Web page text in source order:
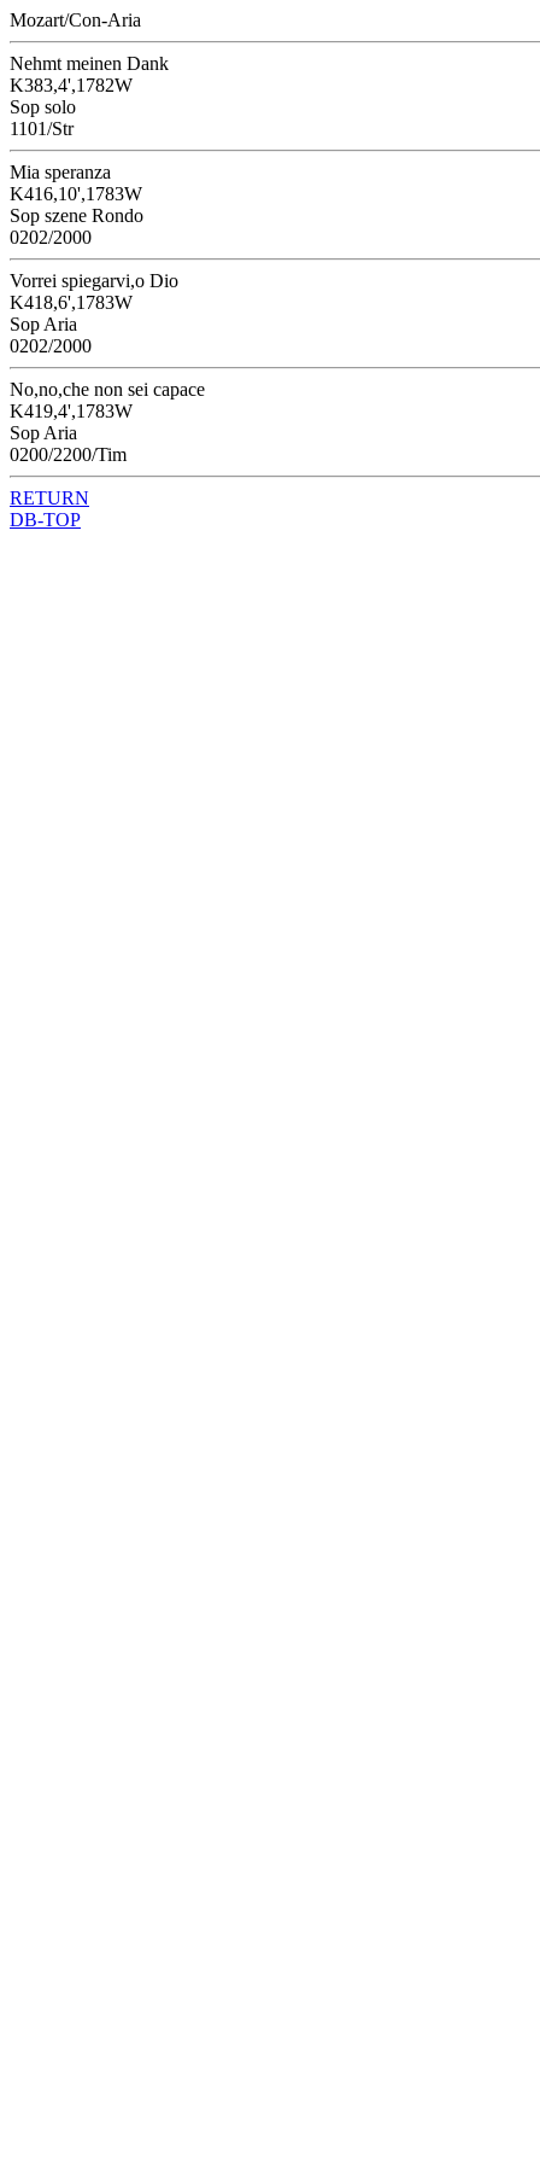
Mozart/Con-Aria
Nehmt meinen Dank
K383,4',1782W
Sop solo
1101/Str
Mia speranza
K416,10',1783W
Sop szene Rondo
0202/2000
Vorrei spiegarvi,o Dio
K418,6',1783W
Sop Aria
0202/2000
No,no,che non sei capace
K419,4',1783W
Sop Aria
0200/2200/Tim
RETURN
DB-TOP